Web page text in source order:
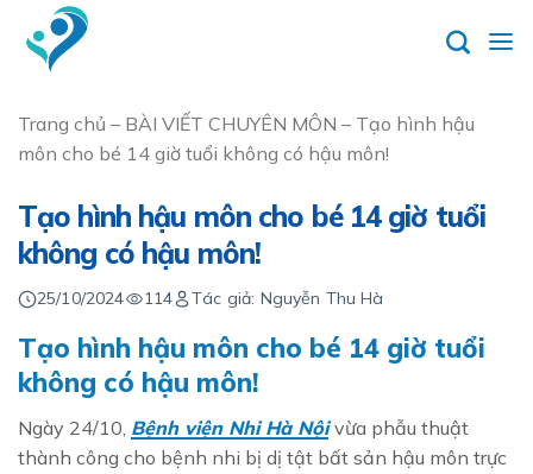
content
Trang chủ – BÀI VIẾT CHUYÊN MÔN – Tạo hình hậu
môn cho bé 14 giờ tuổi không có hậu môn!
Tạo hình hậu môn cho bé 14 giờ tuổi
không có hậu môn!
Tác giả: Nguyễn Thu Hà
25/10/2024 114
Tạo hình hậu môn cho bé 14 giờ tuổi
không có hậu môn!
Ngày 24/10, Bệnh viện Nhi Hà Nội vừa phẫu thuật
thành công cho bệnh nhi bị dị tật bất sản hậu môn trực